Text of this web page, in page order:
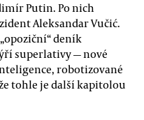
Putin. Po nich
Aleksandar Vučić.
deník
superlativy — nové
robotizované
tohle je další kapitolou